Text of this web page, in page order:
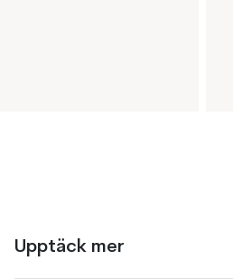
Upptäck mer